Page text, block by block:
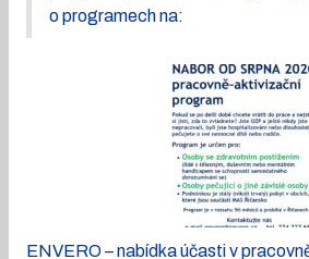
o programech na:
ENVERO – nabídka účasti v